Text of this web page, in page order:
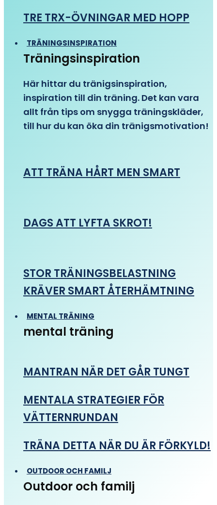
TRE TRX-ÖVNINGAR MED HOPP
TRÄNINGSINSPIRATION
Träningsinspiration
Här hittar du tränigsinspiration,
inspiration till din träning. Det kan vara
allt från tips om snygga träningskläder,
till hur du kan öka din tränigsmotivation!
ATT TRÄNA HÅRT MEN SMART
DAGS ATT LYFTA SKROT!
STOR TRÄNINGSBELASTNING
KRÄVER SMART ÅTERHÄMTNING
MENTAL TRÄNING
mental träning
MANTRAN NÄR DET GÅR TUNGT
MENTALA STRATEGIER FÖR
VÄTTERNRUNDAN
TRÄNA DETTA NÄR DU ÄR FÖRKYLD!
OUTDOOR OCH FAMILJ
Outdoor och familj